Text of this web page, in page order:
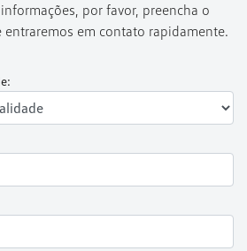
por favor, preencha o
em contato rapidamente.